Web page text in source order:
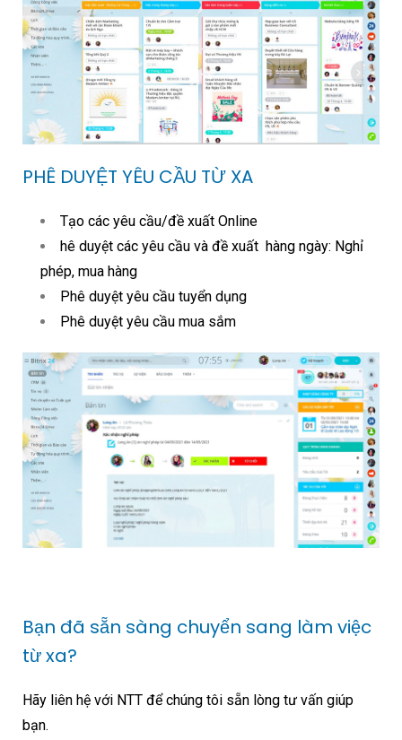
PHÊ DUYỆT YÊU CẦU TỪ XA
Tạo các yêu cầu/đề xuất Online
hê duyệt các yêu cầu và đề xuất hàng ngày: Nghỉ
phép, mua hàng
Phê duyệt yêu cầu tuyển dụng
Phê duyệt yêu cầu mua sắm
Bạn đã sẵn sàng chuyển sang làm việc
từ xa?
Hãy liên hệ với NTT để chúng tôi sẵn lòng tư vấn giúp
bạn.